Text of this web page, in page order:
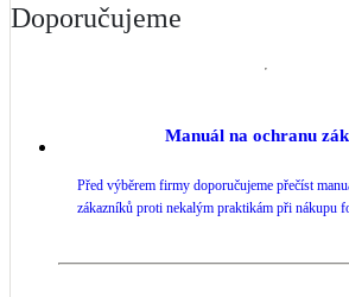
Pouze velké BESS
Stínicí technika
Žaluzie, markýzy, pergoly
Doporučujeme
Manuál na ochranu
Před výběrem firmy doporučujeme přečíst
zákazníků proti nekalým praktikám při nákupu